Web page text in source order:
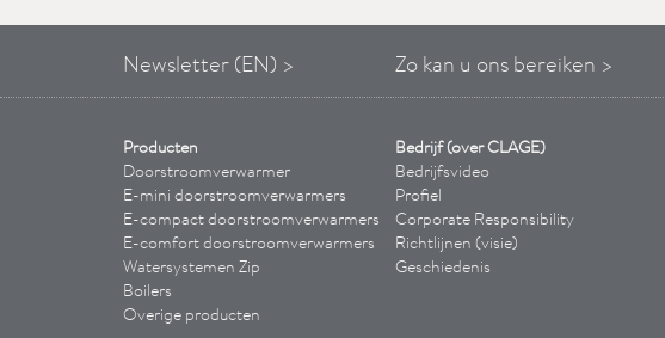
Newsletter (EN) > Zo kan u ons bereiken >
Producten
Doorstroomverwarmer
E-mini doorstroomverwarmers
E-compact doorstroomverwarmers
E-comfort doorstroomverwarmers
Watersystemen Zip
Boilers
Overige producten
Bedrijf (over CLAGE)
Bedrijfsvideo
Profiel
Corporate Responsibility
Richtlijnen (visie)
Geschiedenis